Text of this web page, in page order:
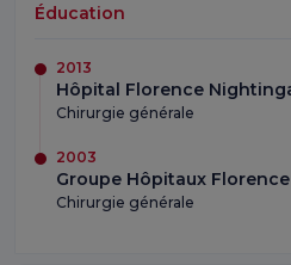
Éducation
2013
Hôpital Florence
Chirurgie générale
2003
Groupe Hôpitaux
Chirurgie générale